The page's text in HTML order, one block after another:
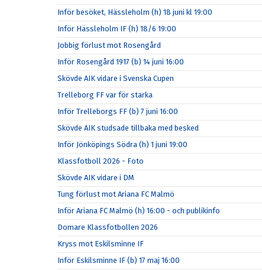
Inför besöket, Hässleholm (h) 18 juni kl 19:00
Inför Hässleholm IF (h) 18/6 19:00
Jobbig förlust mot Rosengård
Inför Rosengård 1917 (b) 14 juni 16:00
Skövde AIK vidare i Svenska Cupen
Trelleborg FF var för starka
Inför Trelleborgs FF (b) 7 juni 16:00
Skövde AIK studsade tillbaka med besked
Inför Jönköpings Södra (h) 1 juni 19:00
Klassfotboll 2026 - Foto
Skövde AIK vidare i DM
Tung förlust mot Ariana FC Malmö
Inför Ariana FC Malmö (h) 16:00 - och publikinfo
Domare Klassfotbollen 2026
Kryss mot Eskilsminne IF
Inför Eskilsminne IF (b) 17 maj 16:00